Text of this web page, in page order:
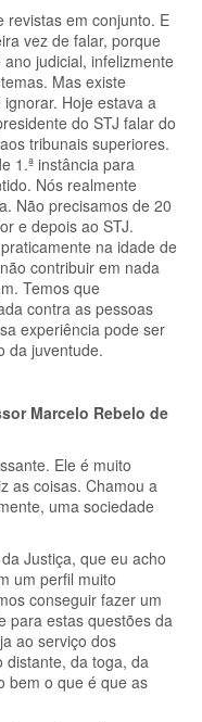
revistas em conjunto. E
vez de falar, porque
judicial, infelizmente
Mas existe
Hoje estava a
do STJ falar do
tribunais superiores.
1.ª instância para
Nós realmente
Não precisamos de 20
e depois ao STJ.
na idade de
contribuir em nada
Temos que
contra as pessoas
experiência pode ser
da juventude.
Marcelo Rebelo de
Ele é muito
as coisas. Chamou a
uma sociedade
Justiça, que eu acho
um perfil muito
conseguir fazer um
para estas questões da
ao serviço dos
distante, da toga, da
bem o que é que as